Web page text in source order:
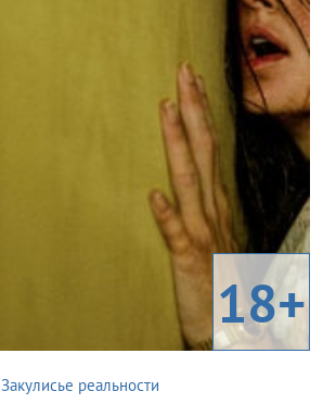
18+
Закулисье реальности